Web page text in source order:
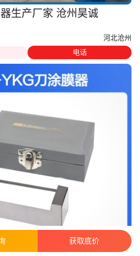
生产厂家 沧州昊诚
河北沧州
电话
获取底价